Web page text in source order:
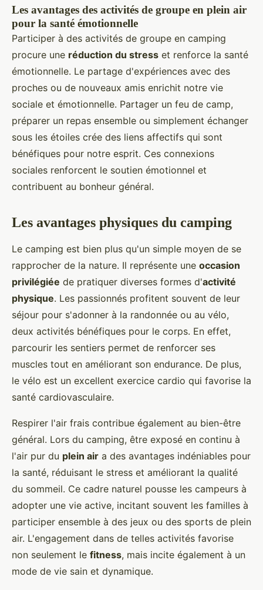
Les avantages des activités de groupe en plein air
pour la santé émotionnelle
Participer à des activités de groupe en camping
procure une réduction du stress et renforce la santé
émotionnelle. Le partage d'expériences avec des
proches ou de nouveaux amis enrichit notre vie
sociale et émotionnelle. Partager un feu de camp,
préparer un repas ensemble ou simplement échanger
sous les étoiles crée des liens affectifs qui sont
bénéfiques pour notre esprit. Ces connexions
sociales renforcent le soutien émotionnel et
contribuent au bonheur général.
Les avantages physiques du camping
Le camping est bien plus qu'un simple moyen de se
rapprocher de la nature. Il représente une occasion
privilégiée de pratiquer diverses formes d'activité
physique. Les passionnés profitent souvent de leur
séjour pour s'adonner à la randonnée ou au vélo,
deux activités bénéfiques pour le corps. En effet,
parcourir les sentiers permet de renforcer ses
muscles tout en améliorant son endurance. De plus,
le vélo est un excellent exercice cardio qui favorise la
santé cardiovasculaire.
Respirer l'air frais contribue également au bien-être
général. Lors du camping, être exposé en continu à
l'air pur du plein air a des avantages indéniables pour
la santé, réduisant le stress et améliorant la qualité
du sommeil. Ce cadre naturel pousse les campeurs à
adopter une vie active, incitant souvent les familles à
participer ensemble à des jeux ou des sports de plein
air. L'engagement dans de telles activités favorise
non seulement le fitness, mais incite également à un
mode de vie sain et dynamique.